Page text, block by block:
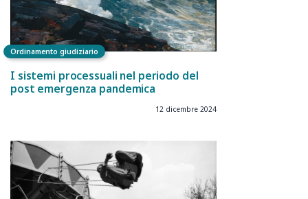
Ordinamento giudiziario
I sistemi processuali nel periodo del
post emergenza pandemica
12 dicembre 2024